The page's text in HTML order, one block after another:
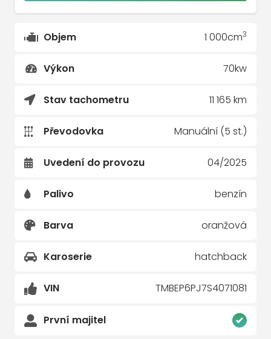
Objem 1 000cm3
Výkon 70kw
Stav tachometru 11 165 km
Převodovka Manuální (5 st.)
Uvedení do provozu 04/2025
Palivo benzín
Barva oranžová
Karoserie hatchback
VIN TMBEP6PJ7S4071081
První majitel